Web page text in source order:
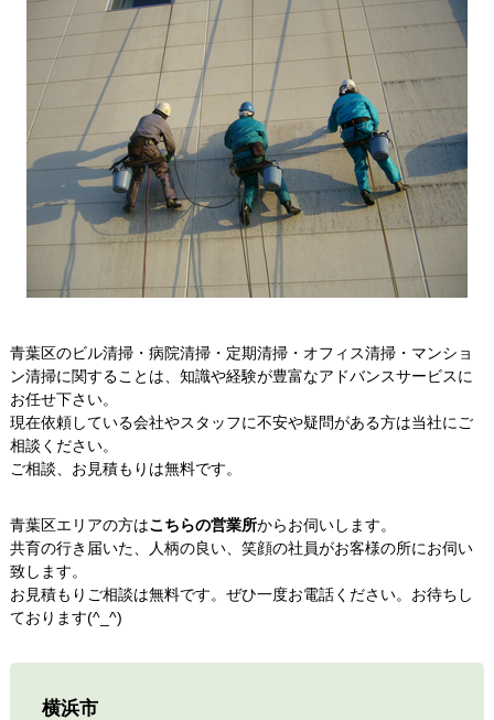
青葉区のビル清掃・病院清掃・定期清掃・オフィス清掃・マンショ
ン清掃に関することは、知識や経験が豊富なアドバンスサービスに
お任せ下さい。
現在依頼している会社やスタッフに不安や疑問がある方は当社にご
相談ください。
ご相談、お見積もりは無料です。
青葉区エリアの方はこちらの営業所からお伺いします。
共育の行き届いた、人柄の良い、笑顔の社員がお客様の所にお伺い
致します。
お見積もりご相談は無料です。ぜひ一度お電話ください。お待ちし
ております(^_^)
横浜市